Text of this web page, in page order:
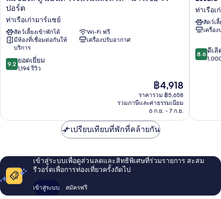
ซอง
ดู
มอน
ด์
โรงแรม
และ
สวีท
ท่าเรือ
ปอร์ต
ท่าเรือเก่ามาร์แซย์
สัตว์เลี้ยงเข้าพักได้
Wi-Fi ฟรี
มีห้องที่เชื่อมต่อกันให้
บริการ
เครื่องปรับอากาศ
9.2
จาก
9.2 ยอดเยี่ยม
1,194 รีวิว
ราคา
ปัจจุบัน
คือ
฿4,918
฿4,918
ราคารวม ฿5,658
รวมภาษีและค่าธรรมเนียม
6 ก.ย. - 7 ก.ย.
Oceania
Vieux
Port
เก่า
มาร์
ท่าเรือเ
สัตว์เ
เครื่อ
8.6
จาก
8.6 ดีเลิ
เปรียบเทียบที่พักที่คล้ายกัน
เข้าสู่ระบบเพื่อดูส่วนลดและสิทธิพิเศษที่ร่วมรายการ สะสม
รีวอร์ดเพื่อการท่องเที่ยวครั้งถัดไป
เข้าสู่ระบบ สมัครฟรี